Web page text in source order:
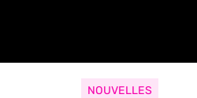
NOUVELLES